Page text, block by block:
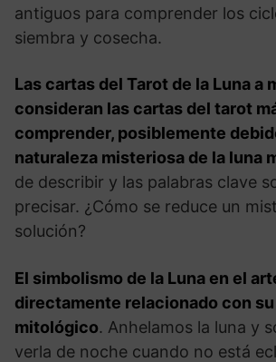
antiguos para comprender los
siembra y cosecha.
Las cartas del Tarot de la Luna a
consideran las cartas del tarot
comprender, posiblemente
naturaleza misteriosa de la luna
de describir y las palabras clave
precisar. ¿Cómo se reduce un
solución?
El simbolismo de la Luna en el
directamente relacionado con
mitológico. Anhelamos la luna y
verla de noche cuando no está